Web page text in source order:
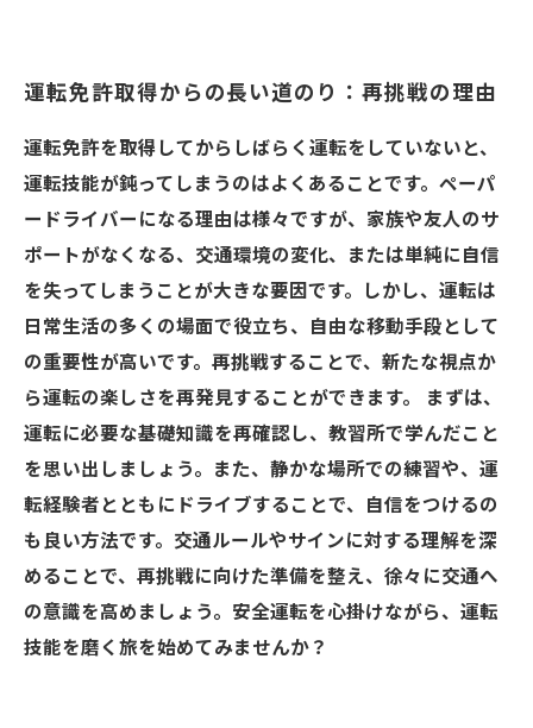
運転免許取得からの長い道のり：再挑戦の理由
運転免許を取得してからしばらく運転をしていないと、
運転技能が鈍ってしまうのはよくあることです。ペーパ
ードライバーになる理由は様々ですが、家族や友人のサ
ポートがなくなる、交通環境の変化、または単純に自信
を失ってしまうことが大きな要因です。しかし、運転は
日常生活の多くの場面で役立ち、自由な移動手段として
の重要性が高いです。再挑戦することで、新たな視点か
ら運転の楽しさを再発見することができます。 まずは、
運転に必要な基礎知識を再確認し、教習所で学んだこと
を思い出しましょう。また、静かな場所での練習や、運
転経験者とともにドライブすることで、自信をつけるの
も良い方法です。交通ルールやサインに対する理解を深
めることで、再挑戦に向けた準備を整え、徐々に交通へ
の意識を高めましょう。安全運転を心掛けながら、運転
技能を磨く旅を始めてみませんか？